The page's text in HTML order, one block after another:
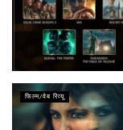
फिल्म/वेब रिव्यू